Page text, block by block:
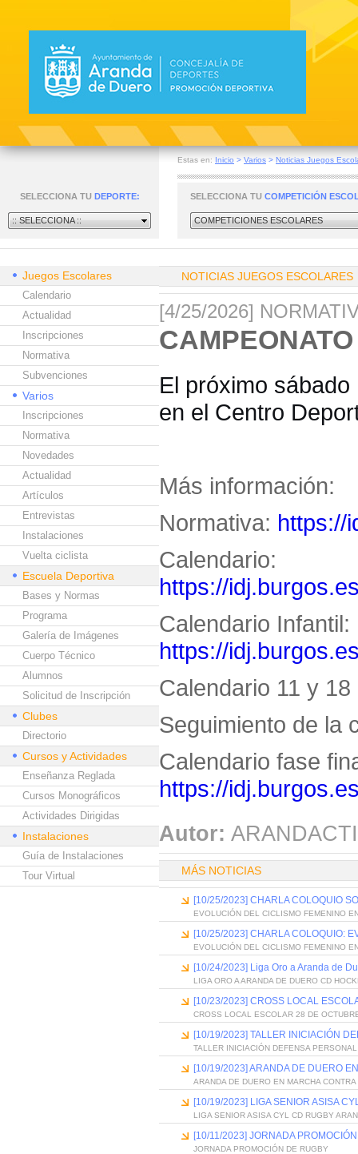
Estas en: Inicio > Varios > Noticias Juegos
SELECCIONA TU DEPORTE:
:: SELECCIONA ::
SELECCIONA TU COMPETICIÓN
COMPETICIONES ESCOLARES
Juegos Escolares
Calendario
Actualidad
Inscripciones
Normativa
Subvenciones
Varios
Inscripciones
Normativa
Novedades
Actualidad
Artículos
Entrevistas
Instalaciones
Vuelta ciclista
Escuela Deportiva
Bases y Normas
Programa
Galería de Imágenes
Cuerpo Técnico
Alumnos
Solicitud de Inscripción
Clubes
Directorio
Cursos y Actividades
Enseñanza Reglada
Cursos Monográficos
Actividades Dirigidas
Instalaciones
Guía de Instalaciones
Tour Virtual
NOTICIAS JUEGOS ESCOLARES
[4/25/2026]
El próximo
en el Centro
Más información:
Normativa: https://
Calendario:
https://
Calendario Infantil:
https://
Calendario 11 y
Seguimiento de la
Calendario fase
https://
Autor:
MÁS NOTICIAS
[10/25/2023] CHARLA COLOQUIO
EVOLUCIÓN DEL CICLISMO FEMENINO
[10/25/2023] CHARLA COLOQUIO:
EVOLUCIÓN DEL CICLISMO FEMENINO
[10/24/2023] Liga Oro a Aranda de
LIGA ORO A ARANDA DE DUERO CD
[10/23/2023] CROSS LOCAL
CROSS LOCAL ESCOLAR 28 DE
[10/19/2023] TALLER INICIACIÓN
TALLER INICIACIÓN DEFENSA
[10/19/2023] ARANDA DE DUERO
ARANDA DE DUERO EN MARCHA
[10/19/2023] LIGA SENIOR ASISA
LIGA SENIOR ASISA CYL CD RUGBY
[10/11/2023] JORNADA
JORNADA PROMOCIÓN DE RUGBY